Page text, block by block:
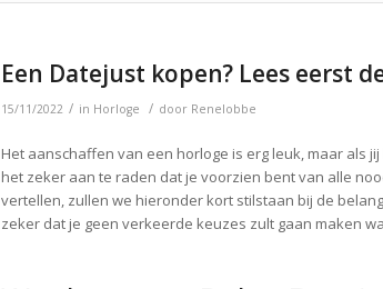
Een Datejust kopen? Lees eerst
15/11/2022 / in Horloge / door Renelobbe
Het aanschaffen van een horloge is erg leuk, maar als
het zeker aan te raden dat je voorzien bent van alle
vertellen, zullen we hieronder kort stilstaan bij de
zeker dat je geen verkeerde keuzes zult gaan maken